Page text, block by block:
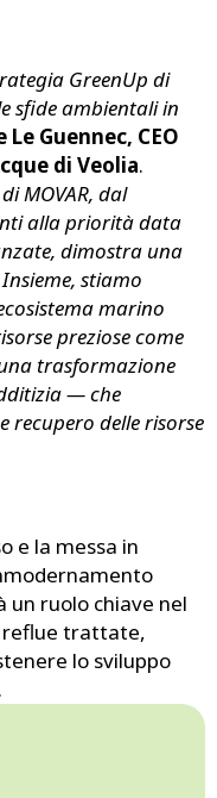
GreenUp di
sfide ambientali in
Le Guennec, CEO
di Veolia.
MOVAR, dal
alla priorità data
dimostra una
stiamo
marino
preziose come
trasformazione
— che
recupero delle risorse
e la messa in
un ruolo chiave nel
reflue trattate,
lo sviluppo